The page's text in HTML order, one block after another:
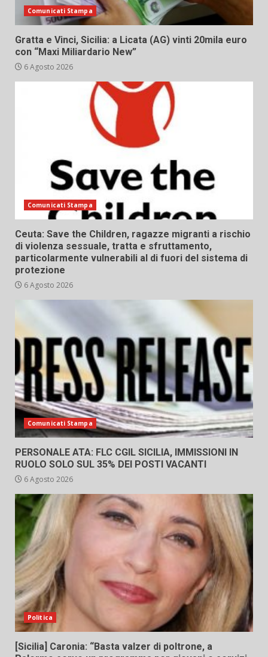
Comunicati Stampa
Gratta e Vinci, Sicilia: a Licata (AG) vinti 20mila euro
con “Maxi Miliardario New”
6 Agosto 2026
Comunicati Stampa
Ceuta: Save the Children, ragazze migranti a rischio
di violenza sessuale, tratta e sfruttamento,
particolarmente vulnerabili al di fuori del sistema di
protezione
6 Agosto 2026
Comunicati Stampa
PERSONALE ATA: FLC CGIL SICILIA, IMMISSIONI IN
RUOLO SOLO SUL 35% DEI POSTI VACANTI
6 Agosto 2026
Politica
[Sicilia] Caronia: “Basta valzer di poltrone, a